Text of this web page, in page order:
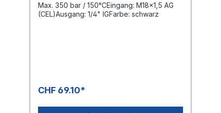
Max. 350 bar / 150°CEingang: M18x1,5 AG
(CEL)Ausgang: 1/4" IGFarbe: schwarz
CHF 69.10*